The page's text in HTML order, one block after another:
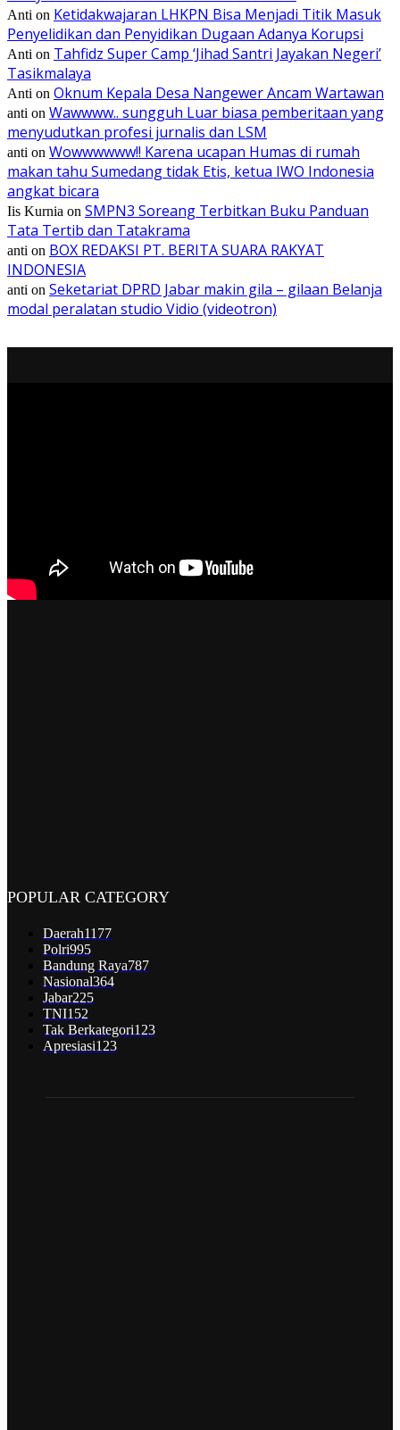
Anti on Ketidakwajaran LHKPN Bisa Menjadi Titik Masuk
Penyelidikan dan Penyidikan Dugaan Adanya Korupsi
Anti on Tahfidz Super Camp ‘Jihad Santri Jayakan Negeri’
Tasikmalaya
Anti on Oknum Kepala Desa Nangewer Ancam Wartawan
anti on Wawwww.. sungguh Luar biasa pemberitaan yang
menyudutkan profesi jurnalis dan LSM
anti on Wowwwwww!! Karena ucapan Humas di rumah
makan tahu Sumedang tidak Etis, ketua IWO Indonesia
angkat bicara
Iis Kurnia on SMPN3 Soreang Terbitkan Buku Panduan
Tata Tertib dan Tatakrama
anti on BOX REDAKSI PT. BERITA SUARA RAKYAT
INDONESIA
anti on Seketariat DPRD Jabar makin gila – gilaan Belanja
modal peralatan studio Vidio (videotron)
POPULAR CATEGORY
Daerah1177
Polri995
Bandung Raya787
Nasional364
Jabar225
TNI152
Tak Berkategori123
Apresiasi123